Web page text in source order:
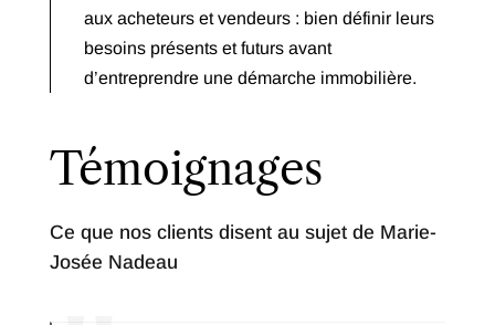
aux acheteurs et vendeurs : bien définir leurs
besoins présents et futurs avant
d’entreprendre une démarche immobilière.
Témoignages
Ce que nos clients disent au sujet de Marie-
Josée Nadeau